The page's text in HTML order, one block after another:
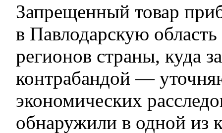
Запрещенный товар
в Павлодарскую
регионов страны, куда
контрабандой —
экономических
обнаружили в одной из